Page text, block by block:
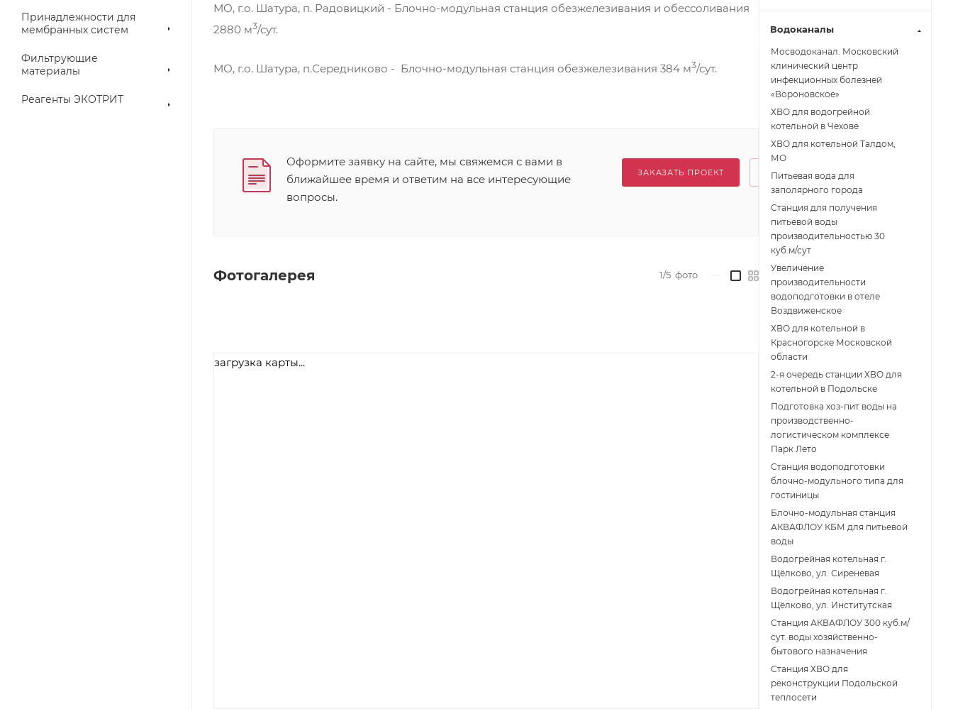
Принадлежности для
мембранных систем
Фильтрующие
материалы
Реагенты ЭКОТРИТ
МО, г.о. Шатура, п. Радовицкий - Блочно-модульная станция обезжелезивания и обессоливания
2880 м3/сут.
МО, г.о. Шатура, п.Середниково - Блочно-модульная станция обезжелезивания 384 м3/сут.
Оформите заявку на сайте, мы свяжемся с вами в
ближайшее время и ответим на все интересующие
вопросы.
ЗАКАЗАТЬ ПРОЕКТ
Фотогалерея 1/5 фото
загрузка карты...
Водоканалы
Мосводоканал. Московский
клинический центр
инфекционных болезней
«Вороновское»
ХВО для водогрейной
котельной в Чехове
ХВО для котельной Талдом,
МО
Питьевая вода для
заполярного города
Станция для получения
питьевой воды
производительностью 30
куб.м/сут
Увеличение
производительности
водоподготовки в отеле
Воздвиженское
ХВО для котельной в
Красногорске Московской
области
2-я очередь станции ХВО для
котельной в Подольске
Подготовка хоз-пит воды на
производственно-
логистическом комплексе
Парк Лето
Станция водоподготовки
блочно-модульного типа для
гостиницы
Блочно-модульная станция
АКВАФЛОУ КБМ для питьевой
воды
Водогрейная котельная г.
Щёлково, ул. Сиреневая
Водогрейная котельная г.
Щёлково, ул. Институтская
Станция АКВАФЛОУ 300 куб.м/
сут. воды хозяйственно-
бытового назначения
Станция ХВО для
реконструкции Подольской
теплосети